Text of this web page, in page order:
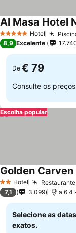
5 Estrelas Hotel
Al Masa Hotel
8,9 Excelente
De € 79
Consulte os
Escolha popular
2 Estrelas
Hotel
Golden
7,1 3.099 a 6.4
Selecione as
exatos.